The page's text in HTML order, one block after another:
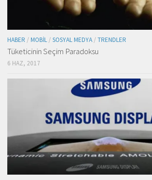
HABER / MOBIL / SOSYAL MEDYA / TRENDLER
Tüketicinin Seçim Paradoksu
6 HAZ, 2017